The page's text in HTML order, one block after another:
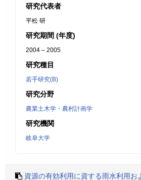
研究代表者
平松 研
研究期間 (年度)
2004 – 2005
研究種目
若手研究(B)
研究分野
農業土木学・農村計画学
研究機関
岐阜大学
資源の有効利用に資する雨水利用お